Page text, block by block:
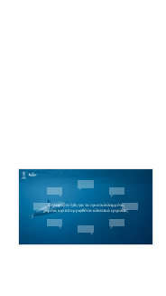
Τι γνωρίζετε ήδη για τα εγκαταλελειμμένα,
χαμένα και απορριφθέντα αλιευτικά εργαλεία;